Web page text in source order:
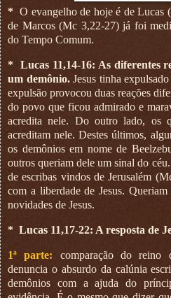
* O evangelho de hoje é de Lucas
de Marcos (Mc 3,22-27) já foi
do Tempo Comum.
*
Lucas 11,14-16: As diferentes
um demônio.Jesus tinha
expulsão provocou duas reações
do povo que ficou admirado e
acredita nele. Do outro lado, os
acreditam nele. Destes últimos,
os demônios em nome de
outros queriam dele um sinal do
de escribas vindos de Jerusalém
com a liberdade de Jesus.
novidades de Jesus.
* Lucas 11,17-22: A resposta de
1ª parte: comparação do reino
denuncia o absurdo da calúnia
demônios com a ajuda do